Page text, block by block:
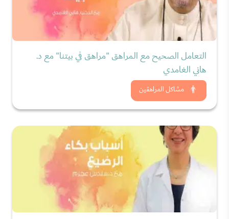
مشاكل المراهقين
التعامل الصحيح مع المراهق "مراهق في بيتنا" مع د.
هاني الغامدي
شاهد الان